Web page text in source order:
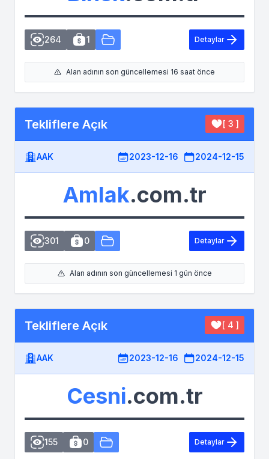
264 1 Detaylar
Alan adının son güncellemesi 16 saat önce
Tekliflere Açık [ 3 ]
AAK 2023-12-16 2024-12-15
Amlak.com.tr
301 0 Detaylar
Alan adının son güncellemesi 1 gün önce
Tekliflere Açık [ 4 ]
AAK 2023-12-16 2024-12-15
Cesni.com.tr
155 0 Detaylar